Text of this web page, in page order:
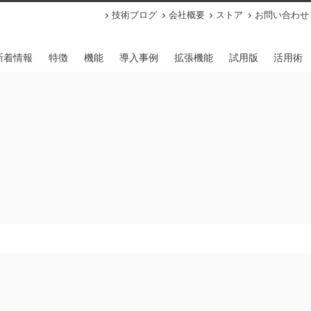
着情報 特徴 機能 導入事例 拡張機能 試用版 活用術
技術ブログ 会社概要 ストア お問い合わせ